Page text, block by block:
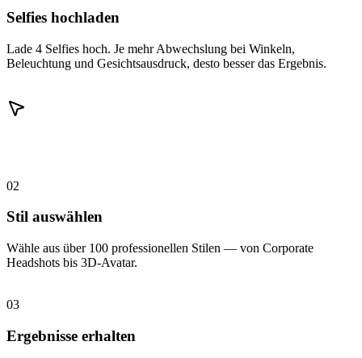
Selfies hochladen
Lade 4 Selfies hoch. Je mehr Abwechslung bei Winkeln,
Beleuchtung und Gesichtsausdruck, desto besser das Ergebnis.
02
Stil auswählen
Wähle aus über 100 professionellen Stilen — von Corporate
Headshots bis 3D-Avatar.
03
Ergebnisse erhalten